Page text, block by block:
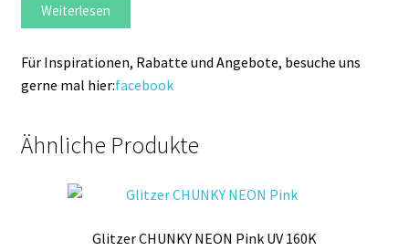
Weiterlesen
Für Inspirationen, Rabatte und Angebote, besuche uns
gerne mal hier:facebook
Ähnliche Produkte
Glitzer CHUNKY NEON Pink UV 160K